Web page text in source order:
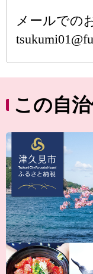
メールでの
この自